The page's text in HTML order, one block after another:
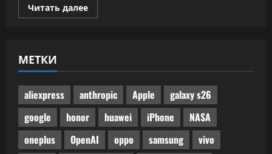
Читать далееПрочитать
больше
не
прошла
ручного
код-
ревью
МЕТКИ
aliexpress anthropic Apple
galaxy s26
google
honor huawei iPhone
NASA
oneplus
OpenAI oppo samsung
vivo